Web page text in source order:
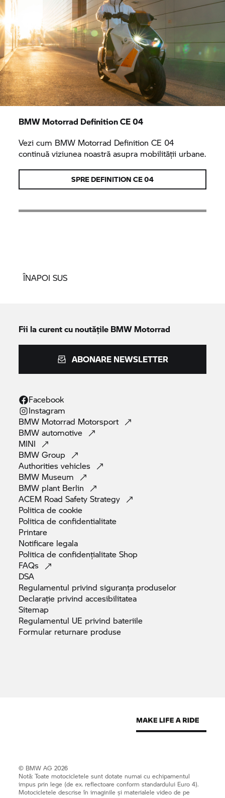
BMW Motorrad Definition CE 04
Vezi cum BMW Motorrad Definition CE 04
continuă viziunea noastră asupra mobilității urbane.
SPREDEFINITION CE 04
ÎNAPOI SUS
Fii la curent cu noutățile BMW Motorrad
ABONARE NEWSLETTER
Facebook
Instagram
BMW Motorrad Motorsport
BMWautomotive
MINI
BMWGroup
Authoritiesvehicles
BMW Museum
BMW plant Berlin
ACEM Road SafetyStrategy
Politica decookie
Politica deconfidentialitate
Printare
Notificare legala
Politica de confidențialitateShop
FAQs
DSA
Regulamentul privind siguranța produselor
Declarație privindaccesibilitatea
Sitemap
Regulamentul UE privind bateriile
Formular returnare produse
© BMW AG 2026
Notă: Toate motocicletele sunt dotate numai cu echipamentul
impus prin lege (de ex. reflectoare conform standardului Euro 4).
Motocicletele descrise în imaginile și materialele video de pe